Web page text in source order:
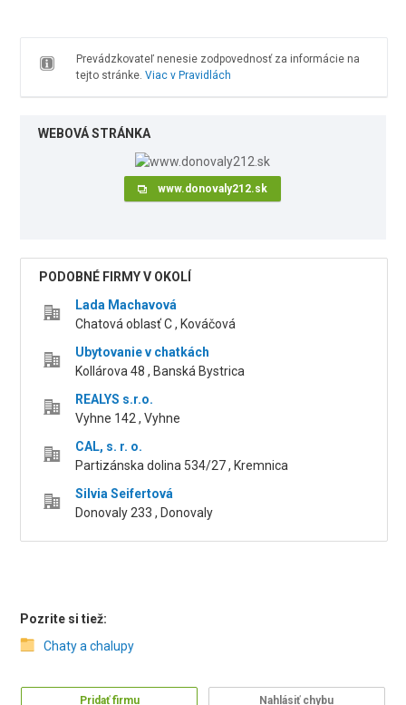
Prevádzkovateľ nenesie zodpovednosť za informácie na
tejto stránke. Viac v Pravidlách
WEBOVÁ STRÁNKA
www.donovaly212.sk
PODOBNÉ FIRMY V OKOLÍ
Lada Machavová
Chatová oblasť C , Kováčová
Ubytovanie v chatkách
Kollárova 48 , Banská Bystrica
REALYS s.r.o.
Vyhne 142 , Vyhne
CAL, s. r. o.
Partizánska dolina 534/27 , Kremnica
Silvia Seifertová
Donovaly 233 , Donovaly
Pozrite si tiež:
Chaty a chalupy
Pridať firmu Nahlásiť chybu